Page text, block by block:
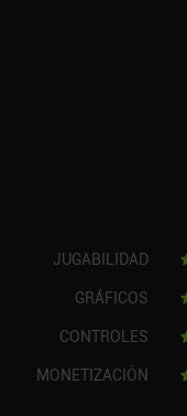
JUGABILIDAD
GRÁFICOS
CONTROLES
MONETIZACIÓN